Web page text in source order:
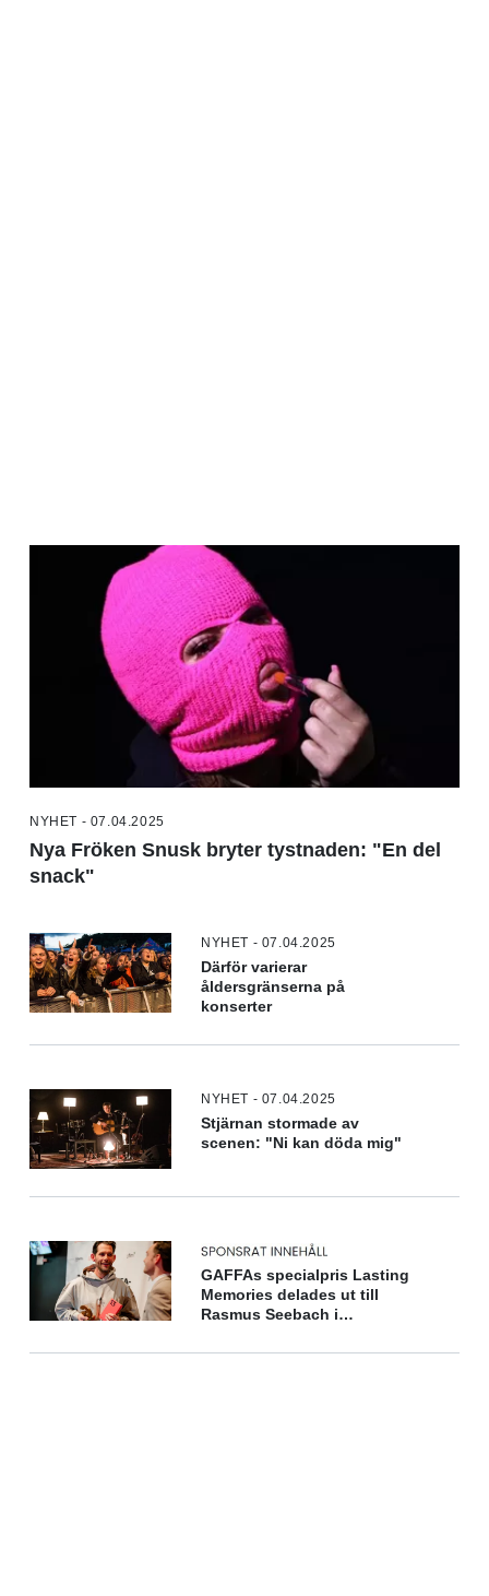
NYHET - 07.04.2025
Nya Fröken Snusk bryter tystnaden: "En del
snack"
NYHET - 07.04.2025
Därför varierar
åldersgränserna på
konserter
NYHET - 07.04.2025
Stjärnan stormade av
scenen: "Ni kan döda mig"
GAFFAs specialpris Lasting
Memories delades ut till
Rasmus Seebach i